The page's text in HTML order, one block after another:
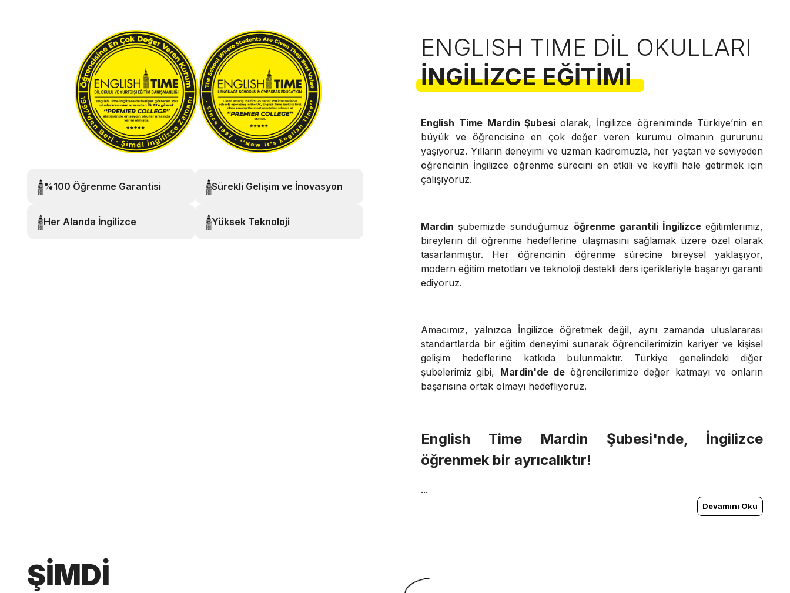
%100 Öğrenme Garantisi Sürekli Gelişim ve İnovasyon
Her Alanda İngilizce Yüksek Teknoloji
ENGLISH TIME DIL OKULLARI
İNGILIZCE EĞITIMI
English Time Mardin Şubesi olarak, İngilizce öğreniminde Türkiye’nin en
büyük ve öğrencisine en çok değer veren kurumu olmanın gururunu
yaşıyoruz. Yılların deneyimi ve uzman kadromuzla, her yaştan ve seviyeden
öğrencinin İngilizce öğrenme sürecini en etkili ve keyifli hale getirmek için
çalışıyoruz.
Mardin şubemizde sunduğumuz öğrenme garantili İngilizce eğitimlerimiz,
bireylerin dil öğrenme hedeflerine ulaşmasını sağlamak üzere özel olarak
tasarlanmıştır. Her öğrencinin öğrenme sürecine bireysel yaklaşıyor,
modern eğitim metotları ve teknoloji destekli ders içerikleriyle başarıyı garanti
ediyoruz.
Amacımız, yalnızca İngilizce öğretmek değil, aynı zamanda uluslararası
standartlarda bir eğitim deneyimi sunarak öğrencilerimizin kariyer ve kişisel
gelişim hedeflerine katkıda bulunmaktır. Türkiye genelindeki diğer
şubelerimiz gibi, Mardin'de deöğrencilerimize değer katmayı ve onların
başarısına ortak olmayı hedefliyoruz.
English Time Mardin Şubesi'nde, İngilizce
öğrenmek bir ayrıcalıktır!
...
Devamını Oku
ŞİMDİ